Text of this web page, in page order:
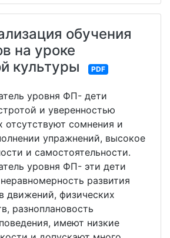
обучения
на уроке
культуры
PDF
уровня ФП- дети
и уверенностью
отсутствуют сомнения и
упражнений, высокое
и самостоятельности.
уровня ФП- эти дети
развития
движений, физических
разноплановость
имеют низкие